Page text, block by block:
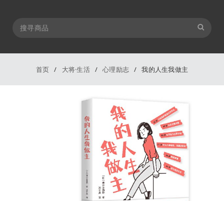
首页 / 大将·生活 / 心理励志 / 我的人生我做主